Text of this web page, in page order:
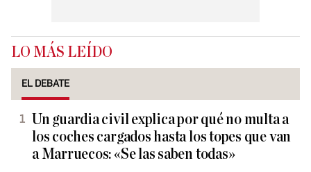
LO MÁS LEÍDO
EL DEBATE
Un guardia civil explica por qué no multa a
los coches cargados hasta los topes que van
a Marruecos: «Se las saben todas»